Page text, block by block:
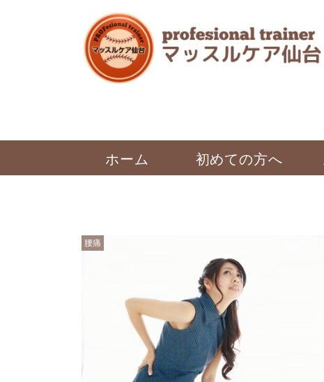
ホーム 初めての方へ
腰痛